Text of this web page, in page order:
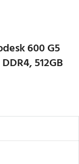
600 G5
512GB